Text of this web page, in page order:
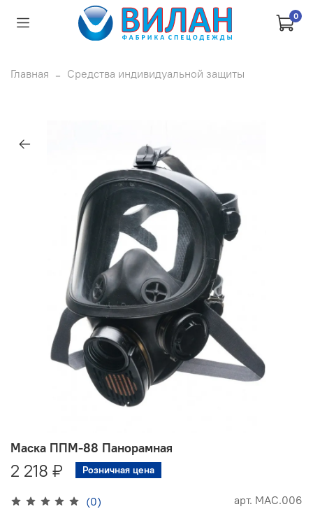
0
Главная Средства индивидуальной защиты
(0) арт. МАС.006
Маска ППМ-88 Панорамная
2 218 ₽ Розничная цена